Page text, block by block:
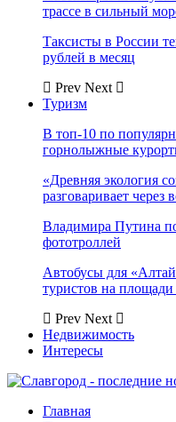
трассе в сильный
Таксисты в России
рублей в месяц
Prev Next
Туризм
В топ-10 по
горнолыжные
«Древняя экология
разговаривает через
Владимира Путина
фототроллей
Автобусы для
туристов на площади
Prev Next
Недвижимость
Интересы
Главная